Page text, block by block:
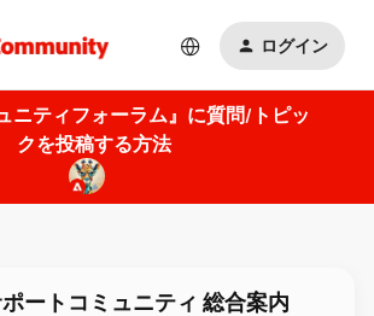
ログイン
ニティフォーラム』に質問/トピッ
クを投稿する方法
ートコミュニティ 総合案内